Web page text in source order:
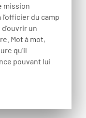
mission
du camp
un
Mot à mot,
qu’il
pouvant lui